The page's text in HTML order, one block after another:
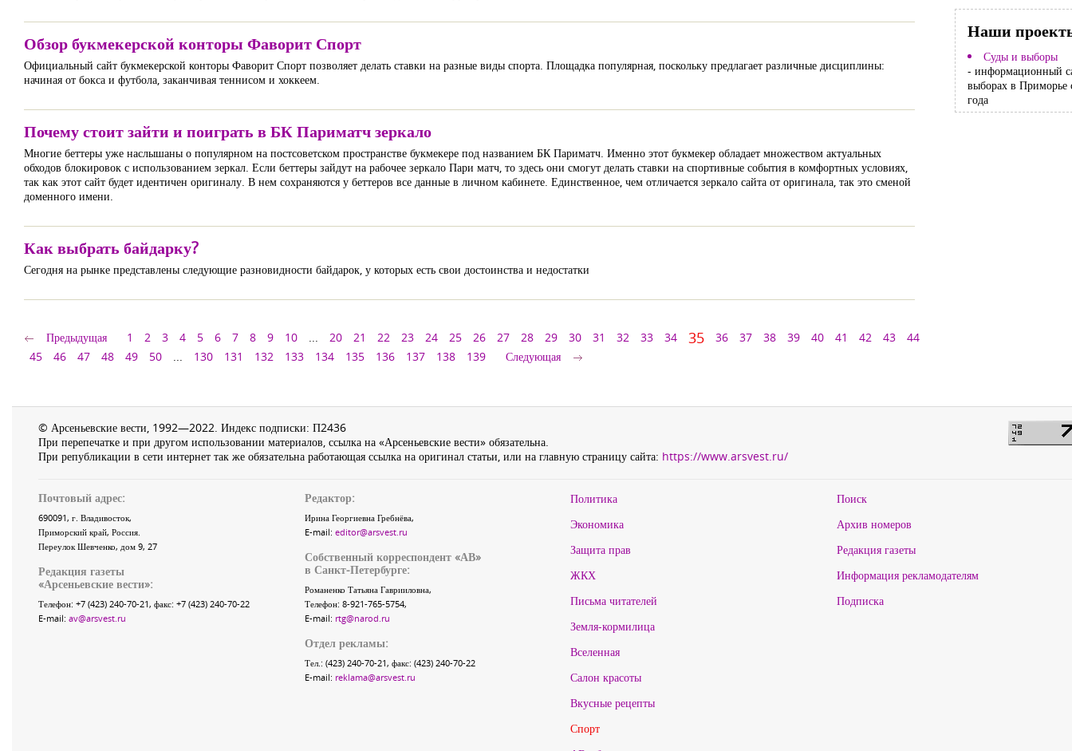
Обзор букмекерской конторы Фаворит Спорт
Официальный сайт букмекерской конторы Фаворит Спорт позволяет делать ставки на разные виды спорта. Площадка популярная, поскольку предлагает различные дисциплины:
начиная от бокса и футбола, заканчивая теннисом и хоккеем.
Почему стоит зайти и поиграть в БК Париматч зеркало
Многие беттеры уже наслышаны о популярном на постсоветском пространстве букмекере под названием БК Париматч. Именно этот букмекер обладает множеством актуальных
обходов блокировок с использованием зеркал. Если беттеры зайдут на рабочее зеркало Пари матч, то здесь они смогут делать ставки на спортивные события в комфортных условиях,
так как этот сайт будет идентичен оригиналу. В нем сохраняются у беттеров все данные в личном кабинете. Единственное, чем отличается зеркало сайта от оригинала, так это сменой
доменного имени.
Как выбрать байдарку?
Сегодня на рынке представлены следующие разновидности байдарок, у которых есть свои достоинства и недостатки
Предыдущая 1 2 3 4 5 6 7 8 9 10 ... 20 21 22 23 24 25 26 27 28 29 30 31 32 33 34 35 36 37 38 39 40 41 42 43
44
45
46 47 48 49 50 ... 130 131 132 133 134 135 136 137 138 139 Следующая
Наши
Суды и выборы
- информационный
выборах в Приморье
года
© Арсеньевские вести, 1992—2022. Индекс подписки: П2436
При перепечатке и при другом использовании материалов, ссылка на «Арсеньевские вести» обязательна.
При републикации в сети интернет так же обязательна работающая ссылка на оригинал статьи, или на главную страницу сайта: https://www.arsvest.ru/
Почтовый адрес:
690091, г. Владивосток,
Приморский край, Россия.
Переулок Шевченко, дом 9, 27
Редакция газеты
«Арсеньевские вести»:
Телефон: +7 (423) 240-70-21, факс: +7 (423) 240-70-22
E-mail: av@arsvest.ru
Редактор:
Ирина Георгиевна Гребнёва,
E-mail: editor@arsvest.ru
Собственный корреспондент «АВ»
в Санкт-Петербурге:
Романенко Татьяна Гаврииловна,
Телефон: 8-921-765-5754,
E-mail: rtg@narod.ru
Отдел рекламы:
Тел.: (423) 240-70-21, факс: (423) 240-70-22
E-mail: reklama@arsvest.ru
Политика
Экономика
Защита прав
ЖКХ
Письма читателей
Земля-кормилица
Вселенная
Салон красоты
Вкусные рецепты
Спорт
Поиск
Архив номеров
Редакция газеты
Информация рекламодателям
Подписка